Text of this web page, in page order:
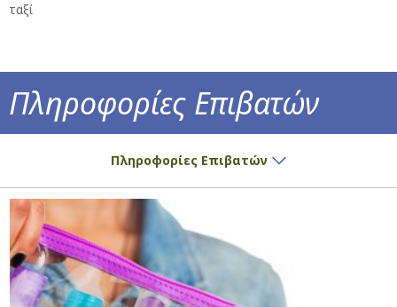
ταξί
Πληροφορίες Επιβατών
Πληροφορίες Επιβατών